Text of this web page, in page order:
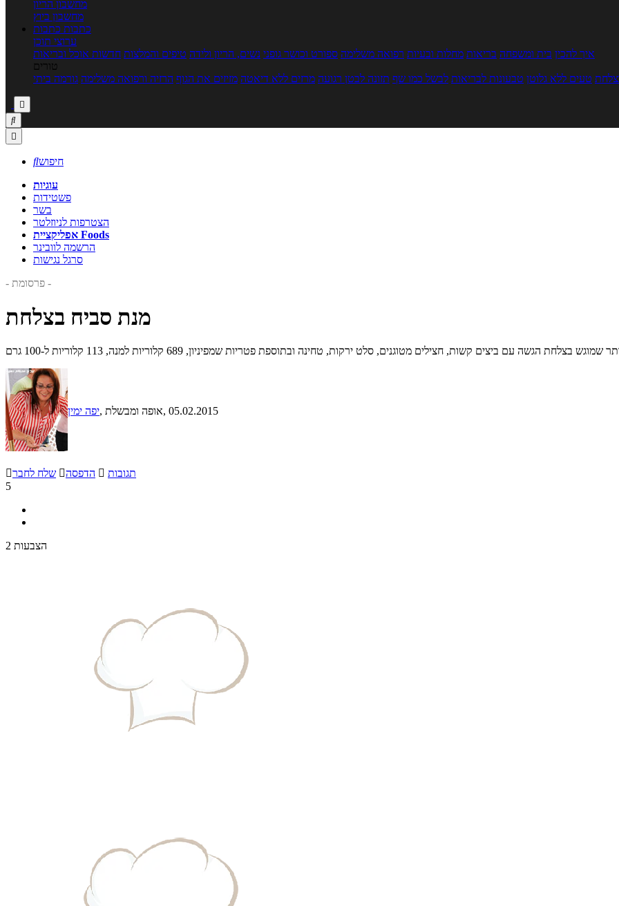
מחשבון הריון
מחשבון ביוץ
כתבות כתבות
ערוצי תוכן
איך להכין בית ומשפחה בריאות מחלות ובעיות רפואה משלימה ספורט וכושר גופני נשים, הריון ולידה טיפים והמלצות חדשות אוכל ובריאות
טורים
טעים ללא גלוטן טבעונות לבריאות לבשל כמו שף תזונה לבטן רגועה מרזים ללא דיאטה מזיזים את הגוף הרזיה ורפואה משלימה גורמה ביתי



חיפוש
עוגיות
פשטידות
בשר
הצטרפות לניוזלטר
אפליקציית Foods
הרשמה לוובינר
סרגל נגישות
- פרסומת -
מנת סביח בצלחת
בצלחת הגשה עם ביצים קשות, חצילים מטוגנים, סלט ירקות, טחינה ובתוספת פטריות שמפיניון, 689 קלוריות למנה, 113 קלוריות ל-100 גרם
יפה ימין , אופה ומבשלת, 05.02.2015
שלח לחבר הדפסה  תגובות
5
2 הצבעות